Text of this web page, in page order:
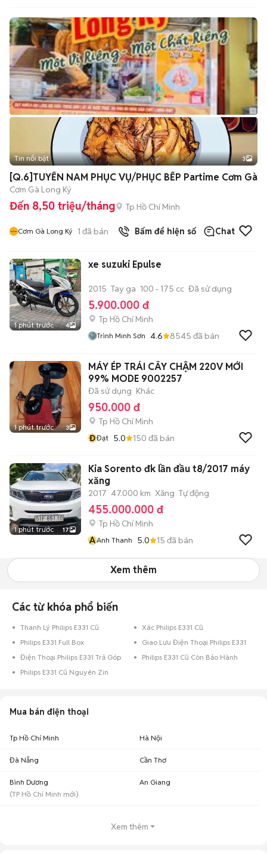
Tin nổi bật 3
[Q.6]TUYỂN NAM PHỤC VỤ/PHỤC BẾP Partime Cơm Gà
Cơm Gà Long Ký
Đến 8,50 triệu/tháng Tp Hồ Chí Minh
Cơm Gà Long Ký 1 đã bán Bấm để hiện số Chat
1 phút trước 4
xe suzuki Epulse
2015 Tay ga 100 - 175 cc Đã sử dụng
5.900.000 đ
Tp Hồ Chí Minh
Trình Minh Sơn 4.6 8545 đã bán
1 phút trước 3
MÁY ÉP TRÁI CÂY CHẬM 220V MỚI
99% MODE 9002257
Đã sử dụng Khác
950.000 đ
Tp Hồ Chí Minh
ĐĐạt 5.0 150 đã bán
1 phút trước 17
Kia Sorento đk lần đầu t8/2017 máy
xăng
2017 47.000 km Xăng Tự động
455.000.000 đ
Tp Hồ Chí Minh
AAnh Thanh 5.0 15 đã bán
Xem thêm
Các từ khóa phổ biến
Thanh Lý Philips E331 Cũ
Xác Philips E331 Cũ
Philips E331 Full Box
Giao Lưu Điện Thoại Philips E331
Điện Thoại Philips E331 Trả Góp
Philips E331 Cũ Còn Bảo Hành
Philips E331 Cũ Nguyên Zin
Mua bán điện thoại
Tp Hồ Chí Minh Hà Nội
Đà Nẵng Cần Thơ
Bình Dương
(TP Hồ Chí Minh mới)
An Giang
Xem thêm